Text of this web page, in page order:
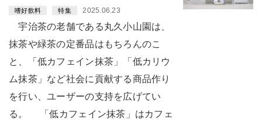
嗜好飲料 特集 2025.06.23
宇治茶の老舗である丸久小山園は、
抹茶や緑茶の定番品はもちろんのこ
と、「低カフェイン抹茶」「低カリウ
ム抹茶」など社会に貢献する商品作り
を行い、ユーザーの支持を広げてい
る。 「低カフェイン抹茶」はカフェ